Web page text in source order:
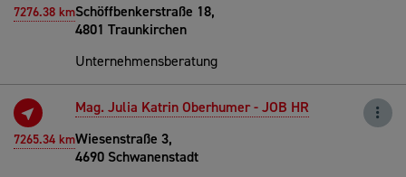
7276.38 kmSchöffbenkerstraße 18,
4801 Traunkirchen
Unternehmensberatung
7265.34 km
Mag. Julia Katrin Oberhumer - JOB HR
Wiesenstraße 3,
4690 Schwanenstadt